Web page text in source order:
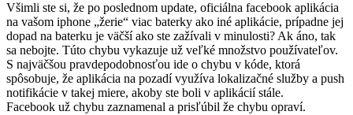
Všimli ste si, že po poslednom update, oficiálna facebook aplikácia
na vašom iphone „žerie“ viac baterky ako iné aplikácie, prípadne jej
dopad na baterku je väčší ako ste zažívali v minulosti? Ak áno, tak
sa nebojte. Túto chybu vykazuje už veľké množstvo používateľov.
S najväčšou pravdepodobnosťou ide o chybu v kóde, ktorá
spôsobuje, že aplikácia na pozadí využíva lokalizačné služby a push
notifikácie v takej miere, akoby ste boli v aplikácií stále.
Facebook už chybu zaznamenal a prisľúbil že chybu opraví.